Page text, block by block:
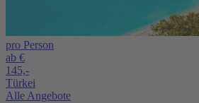
pro Person
ab €
145,-
Türkei
Alle Angebote